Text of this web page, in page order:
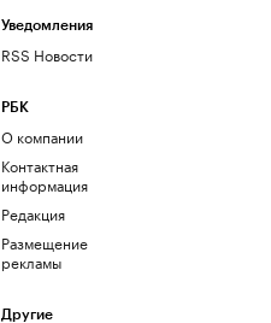
Уведомления
RSS Новости
РБК
О компании
Контактная
информация
Редакция
Размещение
рекламы
Другие